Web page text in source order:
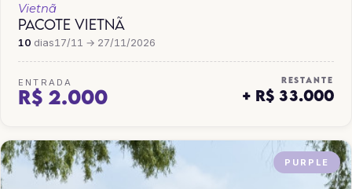
Vietnã
PACOTE VIETNÃ
10 dias17/11 → 27/11/2026
ENTRADA
R$ 2.000
RESTANTE
+ R$ 33.000
PURPLE